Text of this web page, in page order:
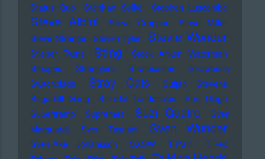
Status Quo
Stephan Sulke Stephen Luscombe
Steve Albini Steve Cropper
Steve Miller
Steve Strange Steven Tyler Stevie Wonder
Stieber Twins Sting
Stock Aitken Waterman
Stooges
Stranglers Stratocaster
Strawberry
Switchblade
Stray Cats
Sufjan Stevens
Sugarhill Gang
Suicidal Tendencies
Sun Diego
Supertramp
Supremes Suzi Quatro
Sven
Marquardt
Sven Tasnadi Sven Wunder
Sven-Ake Johansson SXSW T-Pain
T.Rex